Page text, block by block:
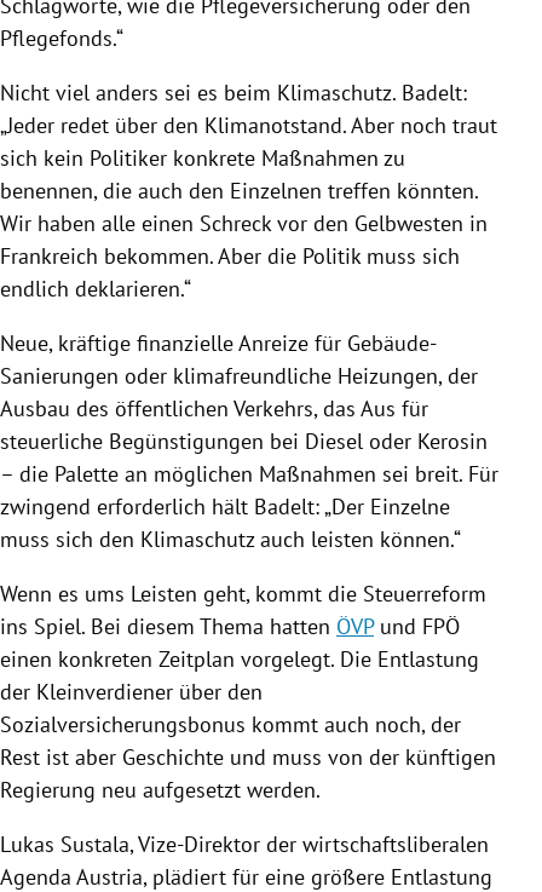
Pflegefonds.“
Nicht viel anders sei es beim Klimaschutz. Badelt:
„Jeder redet über den Klimanotstand. Aber noch traut
sich kein Politiker konkrete Maßnahmen zu
benennen, die auch den Einzelnen treffen könnten.
Wir haben alle einen Schreck vor den Gelbwesten in
Frankreich bekommen. Aber die Politik muss sich
endlich deklarieren.“
Neue, kräftige finanzielle Anreize für Gebäude-
Sanierungen oder klimafreundliche Heizungen, der
Ausbau des öffentlichen Verkehrs, das Aus für
steuerliche Begünstigungen bei Diesel oder Kerosin
– die Palette an möglichen Maßnahmen sei breit. Für
zwingend erforderlich hält Badelt: „Der Einzelne
muss sich den Klimaschutzauch leisten können.“
Wenn es ums Leisten geht, kommt die Steuerreform
ins Spiel. Bei diesem Thema hatten ÖVPund FPÖ
einen konkreten Zeitplan vorgelegt. Die Entlastung
der Kleinverdiener über den
Sozialversicherungsbonus kommt auch noch, der
Rest ist aber Geschichte und muss von der künftigen
Regierung neu aufgesetzt werden.
Lukas Sustala, Vize-Direktor der wirtschaftsliberalen
Agenda Austria, plädiert für eine größere Entlastung